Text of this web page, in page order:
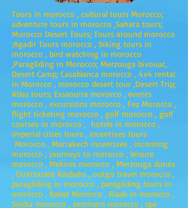
Tours in morocco , cultural tours Morocco;
adventure tours in morocco ,Sahara tours;
Morocco Desert Tours; Tours around morocco
;Agadir Tours morocco , biking tours in
morocco , bird watching in morocco
,Paragliding in Morocco; Merzouga bivouac,
Desert Camp; Casablanca morocco , 4x4 rental
in Morocco , morocco desert tour ,Desert Trip;
Atlas tours; Essaouira morocco , events
morocco , excursions morocco , Fez Morocco ,
flight ticketing morocco , golf morocco , golf
courses in morocco , hotels in morocco ,
imperial cities tours , incentives tours
Morocco , Marrakech incentives , incoming
morocco , journeys to morocco , leisure
morocco , Meknes morocco , Merzouga dunes
, Ouarzazate Kasbahs , outgo travel morocco ,
paragliding in morocco , paragliding tours in
morocco , Rabat Morocco , Riads in morocco ,
Saidia morocco , seminars morocco , spa